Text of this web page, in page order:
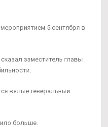
5 сентября в
заместитель главы
вялые генеральный
больше.